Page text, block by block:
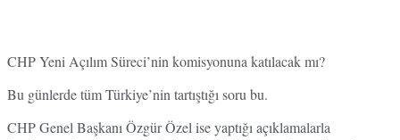
CHP Yeni Açılım Süreci’nin komisyonuna katılacak mı?
Bu günlerde tüm Türkiye’nin tartıştığı soru bu.
CHP Genel Başkanı Özgür Özel ise yaptığı açıklamalarla